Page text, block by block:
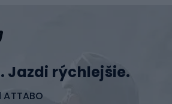
Jazdi rýchlejšie.